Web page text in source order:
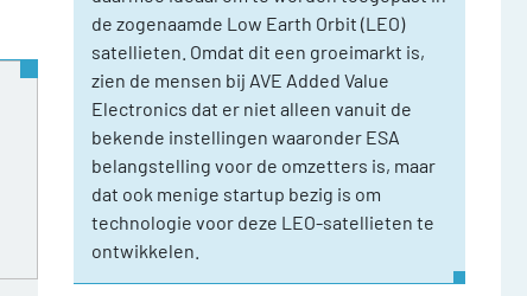
de zogenaamde Low Earth Orbit (LEO)
satellieten. Omdat dit een groeimarkt is,
zien de mensen bij AVE Added Value
Electronics dat er niet alleen vanuit de
bekende instellingen waaronder ESA
belangstelling voor de omzetters is, maar
dat ook menige startup bezig is om
technologie voor deze LEO-satellieten te
ontwikkelen.